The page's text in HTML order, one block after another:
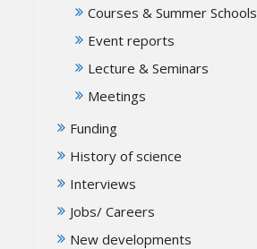
Courses & Summer Schools
Event reports
Lecture & Seminars
Meetings
Funding
History of science
Interviews
Jobs/ Careers
New developments